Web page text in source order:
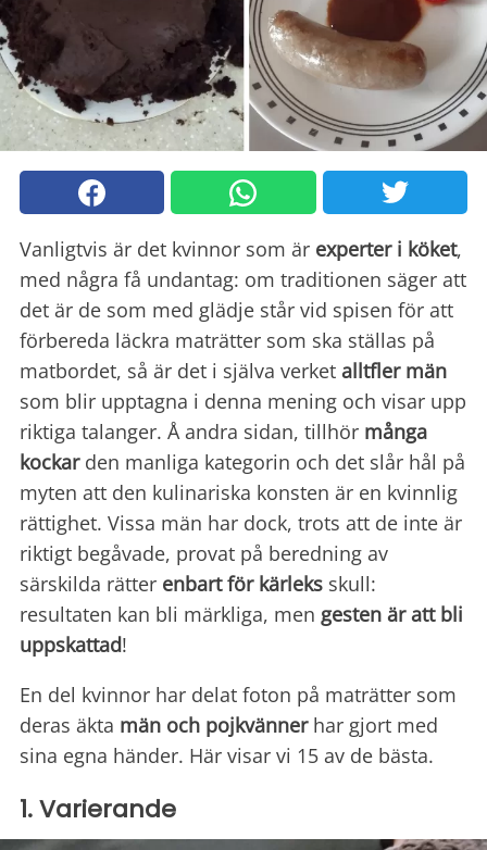
Vanligtvis är det kvinnor som är experter i köket,
med några få undantag: om traditionen säger att
det är de som med glädje står vid spisen för att
förbereda läckra maträtter som ska ställas på
matbordet, så är det i själva verket alltfler män
som blir upptagna i denna mening och visar upp
riktiga talanger. Å andra sidan, tillhör många
kockarden manliga kategorin och det slår hål på
myten att den kulinariska konsten är en kvinnlig
rättighet. Vissa män har dock, trots att de inte är
riktigt begåvade, provat på beredning av
särskilda rätter enbart för kärleks skull:
resultaten kan bli märkliga, men gesten är att bli
uppskattad!
En del kvinnor har delat foton på maträtter som
deras äkta män och pojkvänner har gjort med
sina egna händer. Här visar vi 15 av de bästa.
1. Varierande